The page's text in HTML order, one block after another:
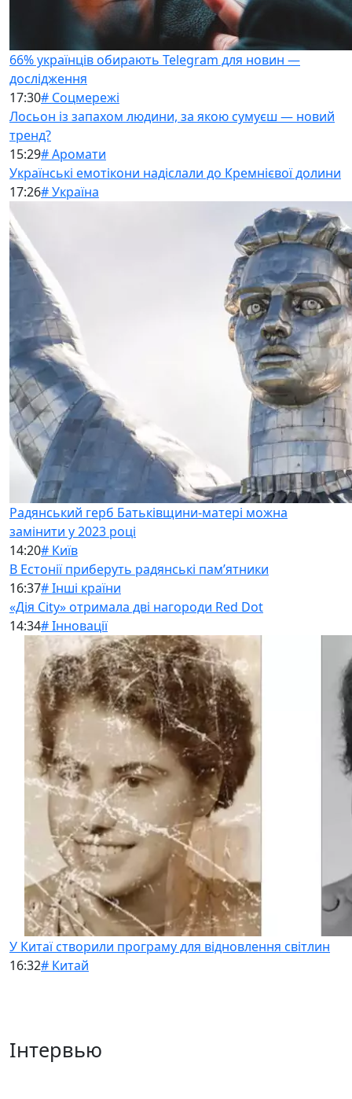
66% українців обирають Telegram для новин —
дослідження
17:30# Соцмережі
Лосьон із запахом людини, за якою сумуєш — новий
тренд?
15:29# Аромати
Українські емотікони надіслали до Кремнієвої долини
17:26# Україна
Радянський герб Батьківщини-матері можна
замінити у 2023 році
14:20# Київ
В Естонії приберуть радянські памʼятники
16:37# Інші країни
«Дія City» отримала дві нагороди Red Dot
14:34# Інновації
У Китаї створили програму для відновлення світлин
16:32# Китай
Інтервью